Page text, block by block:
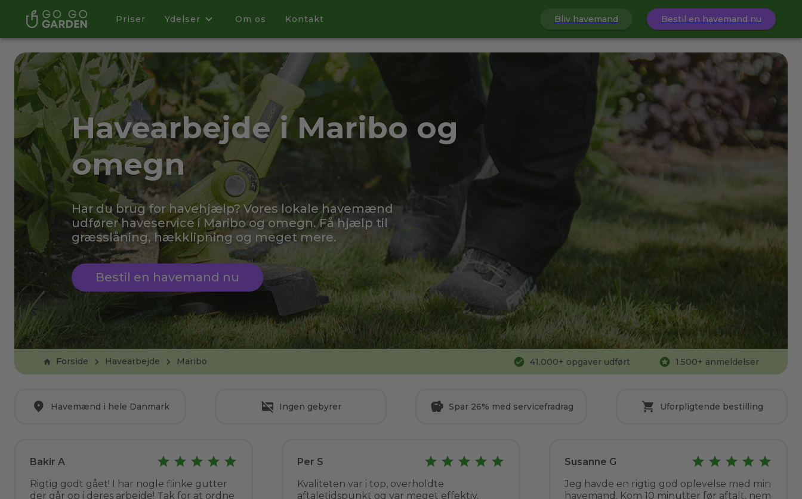
Priser Ydelser Om os Kontakt Bliv havemand Bestil en havemand nu
Havearbejde i Maribo og
omegn
Har du brug for havehjælp? Vores lokale havemænd
udfører haveservice i Maribo og omegn. Få hjælp til
græsslåning, hækklipning og meget mere.
Bestil en havemand nu
Forside Havearbejde Maribo 41.000+ opgaver udført 1.500+ anmeldelser
Havemænd i hele Danmark Ingen gebyrer Spar 26% med servicefradrag Uforpligtende bestilling
Bakir A
Rigtig godt gået! I har nogle flinke gutter
der går op i deres arbejde! Tak for at ordne
Per S
Kvaliteten var i top, overholdte
aftaletidspunkt og var meget effektiv.
Susanne G
Jeg havde en rigtig god oplevelse med min
havemand. Kom 10 minutter før aftalt, nem